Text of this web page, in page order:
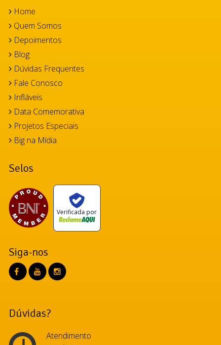
Home
Quem Somos
Depoimentos
Blog
Dúvidas Frequentes
Fale Conosco
Infláveis
Data Comemorativa
Projetos Especiais
Big na Mídia
Selos
Verificada por
Siga-nos
Dúvidas?
Atendimento